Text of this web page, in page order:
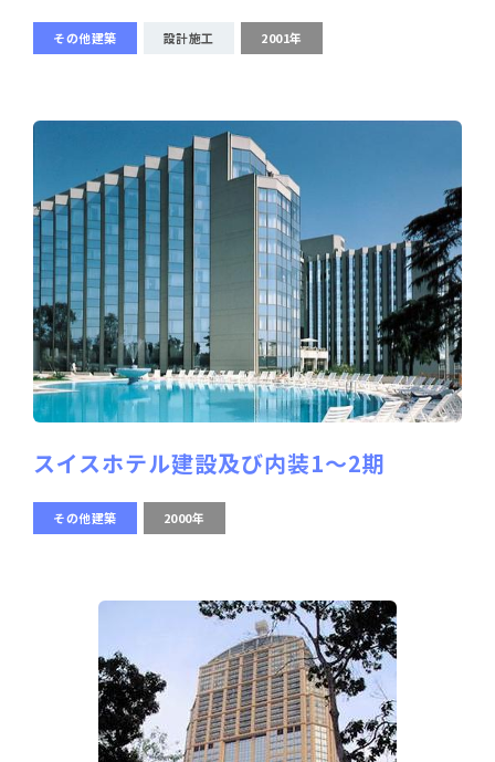
その他建築 設計施工 2001年
スイスホテル建設及び内装1～2期
その他建築 2000年